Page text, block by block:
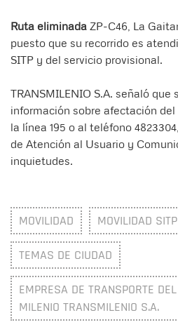
Ruta eliminada ZP-C46, La
puesto que su recorrido es
SITP y del servicio provisional.
TRANSMILENIO S.A. señaló
información sobre afectación
la línea 195 o al teléfono
de Atención al Usuario y
inquietudes.
MOVILIDAD MOVILIDAD SITP
TEMAS DE CIUDAD
EMPRESA DE TRANSPORTE
MILENIO TRANSMILENIO S.A.